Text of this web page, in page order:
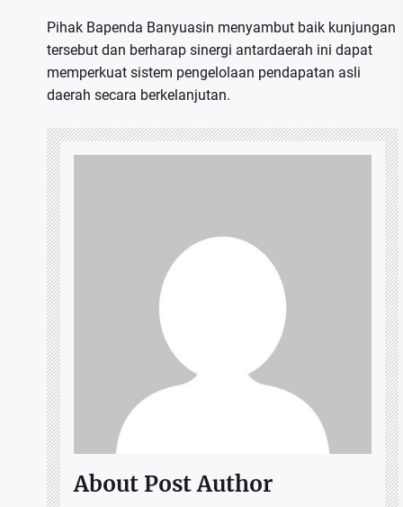
Pihak Bapenda Banyuasin menyambut baik kunjungan
tersebut dan berharap sinergi antardaerah ini dapat
memperkuat sistem pengelolaan pendapatan asli
daerah secara berkelanjutan.
About Post Author